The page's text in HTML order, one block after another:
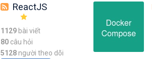
ReactJS
1129bài viết
80câu hỏi
5128 người theo dõi